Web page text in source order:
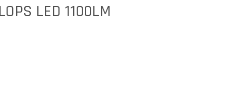
LED 1100LM